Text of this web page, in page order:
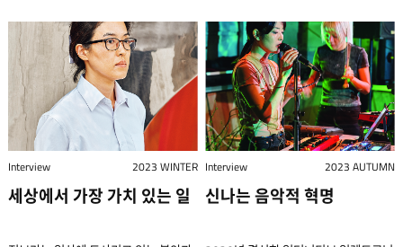
까다롭다. 그럼에도 원목 가구는
만져봤을 때 질감이 좋고 정서적 온기를
느낄 수 있다는 장점이 있다. 그 지점을
고객들에게 강조하고 있다. 코팅의 경우
가급적이면 오일이 스며들게 하는
방식을 선호한다. 래커칠로 표면에 막을
씌우면 목재가 지닌 질감을 오롯이 느낄
수 없다. 가구를 만들 때 전통적인
방향성에 따라 다르다. 예를 들어 최근
‘웨이브’ 같은 유명 음악 웹진에서
논객으로 활동했다. 해학적이면서도
뼈를 때리는 구석이 있는 그의 유쾌한
미문은 꽤 인상적이었고, 당시 활동하던
음악 평론가들의 눈에도 띄게 되었다.
이후 대중음악 웹진 ‘보다’가 창간되었을
때 정식 필자로 영입되어 음악에 관한
글을 많이 남겼다. “음악에 관심을
오락실에 있던 리듬 게임 DDR을
한 인간의 내면 심리를 따라가는 동시에
그를 둘러싼 사회적 문제를 함께
탐구하는, 두 가지 층위를 담은 작품으로
만들고 싶었다. 3차 포스터. 이 영화는
2025년 9월 17일 부산국제영화제에서
먼저 선보였으며, 일주일 후 일반
관람객들을 대상으로 국내 극장에서
개봉했다. 2025년 11월 말 기준,
전국적으로 약 300만 명의 누적 관객
김윤영이 희곡을 썼다. 글과무대는
이인수 연출가가 속해 있는 창작
집단으로 극작가 김윤영, 진주, 최보영,
황정은이 함께 꾸려가고 있다. 글과무대
제공 새로운 세계 이인수가 매료된
‘새로운 세계’는 무엇일까? 스포일러의
위험을 감수하고 살짝 이야기를
해보자면, 먼저 최근작인 에 등장하는
천수관음을 예로 들 수 있다. 이 작품은
도전장을 내밀었다. 이후에는 오뚜기,
카스 등 국내 기업들과 다양한 협업을
펼쳤고, 디자인 영역도 계속 확장하고
있는 중이다. 샌프란시스코 아시아
박물관, 런던 빅토리아 앨버트
뮤지엄과도 협업해 뮤지엄 스토어에
제품을 입점시키기도 했다. 패션
디자인과 거리가 먼 삶을 살다가 어떻게
브랜드를 만들게 되었나? 내가 해외에서
마지막으로 머물렀던 곳이
(RocKOON, 본명 박태준), 하종훈(Ha
Jong-hun) 세 사람이 함께 이끌어 가고
있다. 이들은 자유로운 스트리트 컬처를
원동력 삼아 한국 아트 토이 신의 새
지평을 활짝 열어가고 있다. 아트 토이의
어떤 점에 매력을 느껴 시작했나?
업템포: 우선 평면의 그래픽 디자인을
입체로 만들어 현실 세계로 불러낸다는
점이 흥미롭다. 그리고 아트 토이는
지극히 사적인 이야기와 주제를
에서는 평화롭던 바닷가 마을에 화학
공장이 들어서면서 생계를 잃게 된
해녀들이 겪는 사건을 다루기도 했다.
올해는 연쇄살인범을 쫓는 형사들의
이야기로 다시 돌아왔다. < 베테랑 2 >
는 추석 연휴 직전인 9월 개봉해 15일
만에 600만 명 이상의 관객을 동원했다.
한편 전작 < 베테랑 >은 국내
수익을 올리며, 한국 영화사상 다섯
그 인기는 국내를 넘어서, 2019년에는
솟아 있는가 하면 서민들의 발걸음이
분주한 수산 시장도 있다. 수십만 원대의
코스 요리로 유명한 5성급 호텔이
서울과 제주 다음으로 많은 곳이지만,
저렴한 시장 음식이 사랑받는 곳이기도
하다. 서울 말투와 달리 억양에 높낮이가
약간 있는 부산 말씨를 쓰는 사람들….
그들 가운데 록 밴드 세이수미가 있다.
崔守美), 리드 기타의 김병규
김재영(Jaeyoung Kim, 金才永),
문화유산을 주제로 한 작업을 시도하는
중이다. 지난해 첫 전시를 성공적으로
치른 데 이어 올해는 주프랑스
한국문화원에서 10월까지 한국의
전통문화를 주제로 한 작품들을
선보인다. 그는 가족에 대한 사랑이
작업의 원동력이라고 말한다. 소진호
기존 레고 부품만을 사용해 1년 반에
걸쳐 제작했다. 소진호 제공 2023년
지칠 줄 모르는 열정과 창의적
퍼포먼스를 바탕으로 여전히 정상급
기량을 선보인다. 2021년 11월, 폴란드
그단스크(Gdańsk)에 있는 셰익스피어
극장에서 열린 ‘레드불 비씨 원 캠프
(Red Bull BC One Camp)’ 장면.
홍텐의 시그니처 동작에 다른
프리즈’를 비롯해 독창적인 시그니처
기술을 구사하는 것으로 유명하다. ⓒ
Interview 2023 WINTER
세상에서 가장 가치 있는 일
Interview 2023 AUTUMN
신나는 음악적 혁명